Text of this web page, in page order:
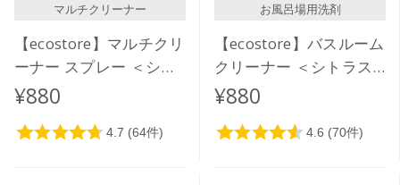
マルチクリーナー
【ecostore】マルチクリ
ーナー スプレー ＜シト
ラス＞ 500mL
¥880
お風呂場用洗剤
【ecostore】バスルーム
クリーナー ＜シトラス
＞ 500mL
¥880